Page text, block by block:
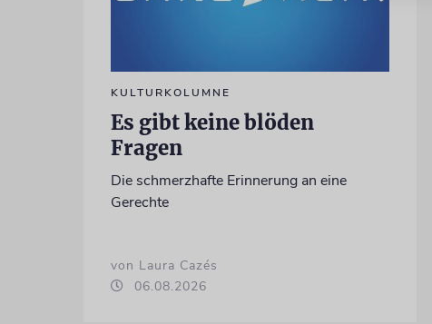
KULTURKOLUMNE
Es gibt keine blöden
Fragen
Die schmerzhafte Erinnerung an eine
Gerechte
von Laura Cazés
06.08.2026